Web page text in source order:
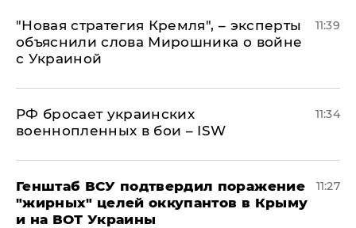
"Новая стратегия Кремля", – эксперты
объяснили слова Мирошника о войне
с Украиной
11:39
РФ бросает украинских
военнопленных в бои – ISW
11:34
Генштаб ВСУ подтвердил поражение
"жирных" целей оккупантов в Крыму
и на ВОТ Украины
11:27